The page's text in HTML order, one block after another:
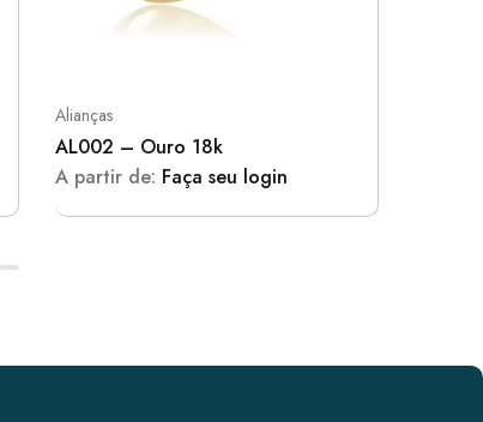
Alianças
AL002 – Ouro 18k
A partir de: Faça seu login